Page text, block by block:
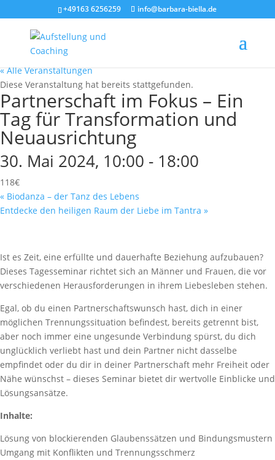
+49163 6256259 info@barbara-biella.de
« Alle Veranstaltungen
Diese Veranstaltung hat bereits stattgefunden.
Partnerschaft im Fokus – Ein
Tag für Transformation und
Neuausrichtung
30. Mai 2024, 10:00 - 18:00
118€
« Biodanza – der Tanz des Lebens
Entdecke den heiligen Raum der Liebe im Tantra »
Ist es Zeit, eine erfüllte und dauerhafte Beziehung aufzubauen?
Dieses Tagesseminar richtet sich an Männer und Frauen, die vor
verschiedenen Herausforderungen in ihrem Liebesleben stehen.
Egal, ob du einen Partnerschaftswunsch hast, dich in einer
möglichen Trennungssituation befindest, bereits getrennt bist,
aber noch immer eine ungesunde Verbindung spürst, du dich
unglücklich verliebt hast und dein Partner nicht dasselbe
empfindet oder du dir in deiner Partnerschaft mehr Freiheit oder
Nähe wünschst – dieses Seminar bietet dir wertvolle Einblicke und
Lösungsansätze.
Inhalte:
Lösung von blockierenden Glaubenssätzen und Bindungsmustern
Umgang mit Konflikten und Trennungsschmerz